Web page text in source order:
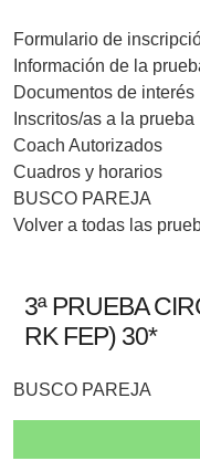
Formulario de
Información de la
Documentos de interés
Inscritos/as a la prueba
Coach Autorizados
Cuadros y horarios
BUSCO PAREJA
Volver a todas las
3ª PRUEBA
RK FEP) 30*
BUSCO PAREJA